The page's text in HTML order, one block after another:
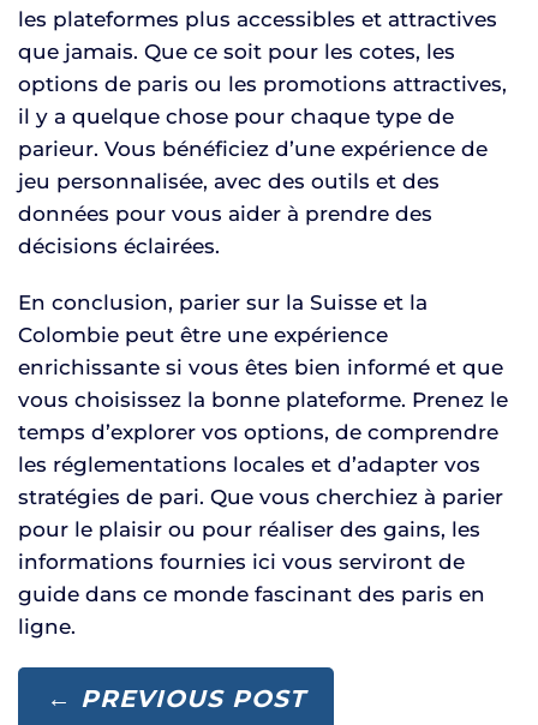
les plateformes plus accessibles et attractives
que jamais. Que ce soit pour les cotes, les
options de paris ou les promotions attractives,
il y a quelque chose pour chaque type de
parieur. Vous bénéficiez d’une expérience de
jeu personnalisée, avec des outils et des
données pour vous aider à prendre des
décisions éclairées.
En conclusion, parier sur la Suisse et la
Colombie peut être une expérience
enrichissante si vous êtes bien informé et que
vous choisissez la bonne plateforme. Prenez le
temps d’explorer vos options, de comprendre
les réglementations locales et d’adapter vos
stratégies de pari. Que vous cherchiez à parier
pour le plaisir ou pour réaliser des gains, les
informations fournies ici vous serviront de
guide dans ce monde fascinant des paris en
ligne.
← PREVIOUS POST